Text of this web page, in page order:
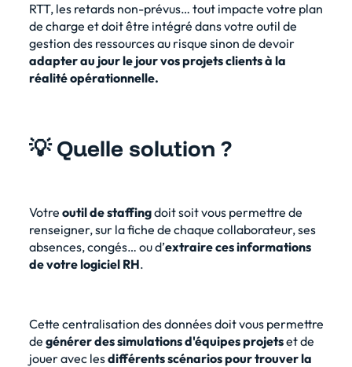
RTT, les retards non-prévus… tout impacte votre plan
de charge et doit être intégré dans votre outil de
gestion des ressources au risque sinon de devoir
adapter au jour le jour vos projets clients à la
réalité opérationnelle.
💡 Quelle solution ?
Votre outil de staffingdoit soit vous permettre de
renseigner, sur la fiche de chaque collaborateur, ses
absences, congés… ou d’extraire ces informations
de votre logiciel RH.
Cette centralisation des données doit vous permettre
de générer des simulations d'équipes projetset de
jouer avec lesdifférents scénarios pour trouver la